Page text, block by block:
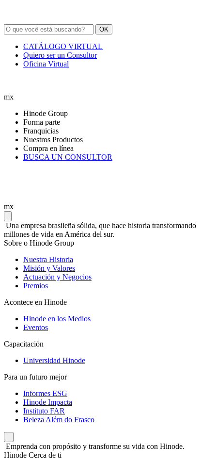
OK
CATÁLOGO VIRTUAL
Quiero ser un Consultor
Oficina Virtual
mx
Hinode Group
Forma parte
Franquicias
Nuestros Productos
Compra en línea
BUSCA UN CONSULTOR
mx
Una empresa brasileña sólida, que hace historia transformando
millones de vida en América del sur.
Sobre o Hinode Group
Nuestra Historia
Misión y Valores
Actuación y Negocios
Premios
Acontece en Hinode
Hinode en los Medios
Eventos
Capacitación
Universidad Hinode
Para un futuro mejor
Informes ESG
Hinode Impacta
Instituto FAR
Beleza Além do Frasco
Emprenda con propósito y transforme su vida con Hinode.
Hinode Cerca de ti